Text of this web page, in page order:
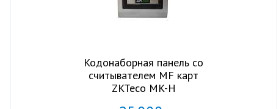
Кодонаборная панель со
считывателем MF карт
ZKTeco MK-H